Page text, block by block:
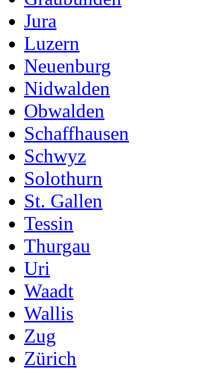
Jura
Luzern
Neuenburg
Nidwalden
Obwalden
Schaffhausen
Schwyz
Solothurn
St. Gallen
Tessin
Thurgau
Uri
Waadt
Wallis
Zug
Zürich